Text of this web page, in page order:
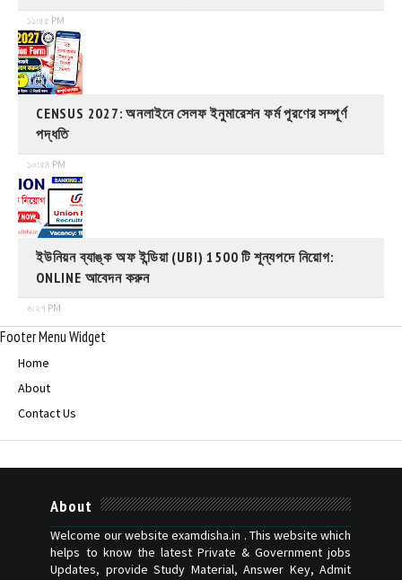
১১:৫৫ PM
CENSUS 2027: অনলাইনে সেলফ ইনুমারেশন ফর্ম পূরণের সম্পূর্ণ
পদ্ধতি
১০:৫৪ PM
ইউনিয়ন ব্যাঙ্ক অফ ইন্ডিয়া (UBI) 1500 টি শূন্যপদে নিয়োগ:
ONLINE আবেদন করুন
৬:২৭ PM
Footer Menu Widget
Home
About
Contact Us
About
Welcome our website examdisha.in . This website which
helps to know the latest Private & Government jobs
Updates, provide Study Material, Answer Key, Admit